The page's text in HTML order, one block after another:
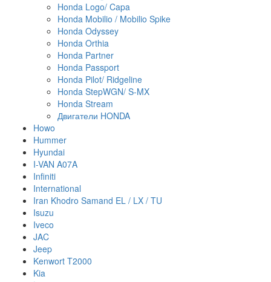
Honda Logo/ Capa
Honda Mobilio / Mobilio Spike
Honda Odyssey
Honda Orthia
Honda Partner
Honda Passport
Honda Pilot/ Ridgeline
Honda StepWGN/ S-MX
Honda Stream
Двигатели HONDA
Howo
Hummer
Hyundai
I-VAN A07A
Infiniti
International
Iran Khodro Samand EL / LX / TU
Isuzu
Iveco
JAC
Jeep
Kenwort T2000
Kia